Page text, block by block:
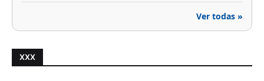
Ver todas »
XXX